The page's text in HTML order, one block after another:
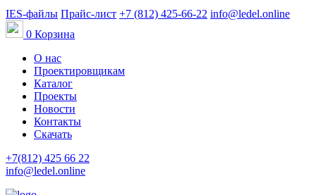
IES-файлы Прайс-лист +7 (812) 425-66-22 info@ledel.online
0 Корзина
О нас
Проектировщикам
Каталог
Проекты
Новости
Контакты
Скачать
+7(812) 425 66 22
info@ledel.online